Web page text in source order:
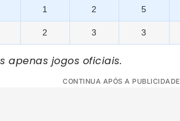
1 2 5
2 3 3
apenas jogos oficiais.
CONTINUA APÓS A PUBLICIDADE